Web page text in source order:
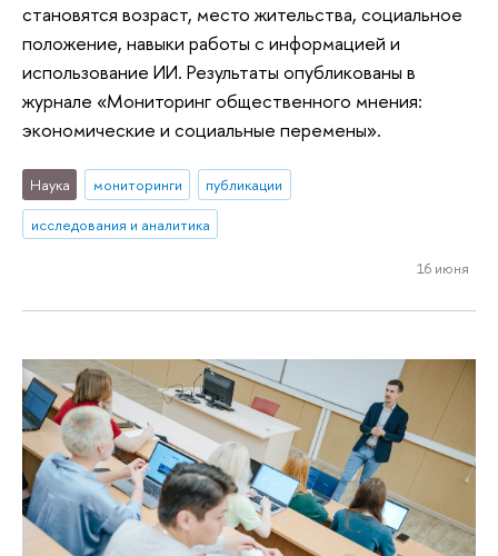
становятся возраст, место жительства, социальное
положение, навыки работы с информацией и
использование ИИ. Результаты опубликованы в
журнале «Мониторинг общественного мнения:
экономические и социальные перемены».
Наука мониторинги
публикации
исследования и аналитика
16 июня